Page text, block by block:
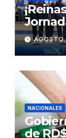
NACIONALES
de